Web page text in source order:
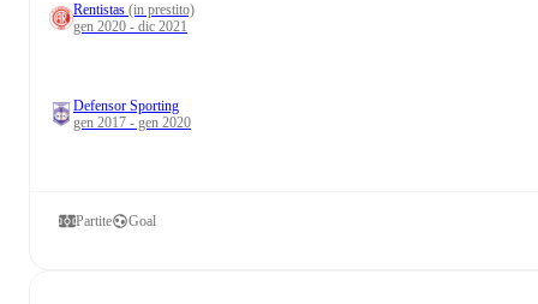
Rentistas (in prestito)
gen 2020 - dic 2021
Defensor Sporting
gen 2017 - gen 2020
Partite Goal